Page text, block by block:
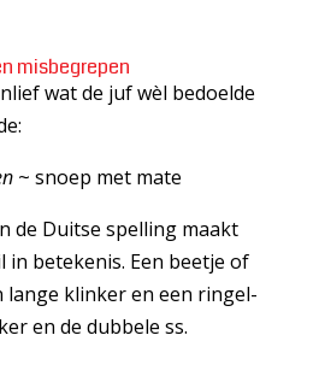
misbegrepen
wat de juf wèl bedoelde
~ snoep met mate
de Duitse spelling maakt
in betekenis. Een beetje of
lange klinker en een ringel-
en de dubbele ss.